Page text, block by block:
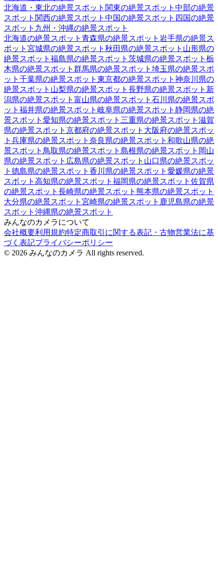
北海道・東北の絶景スポット 関東の絶景スポット 中部の絶景
スポット 関西の絶景スポット 中国の絶景スポット 四国の絶景
スポット 九州・沖縄の絶景スポット
北海道の絶景スポット 青森県の絶景スポット 岩手県の絶景ス
ポット 宮城県の絶景スポット 秋田県の絶景スポット 山形県の
絶景スポット 福島県の絶景スポット 茨城県の絶景スポット 栃
木県の絶景スポット 群馬県の絶景スポット 埼玉県の絶景スポ
ット 千葉県の絶景スポット 東京都の絶景スポット 神奈川県の
絶景スポット 山梨県の絶景スポット 長野県の絶景スポット 新
潟県の絶景スポット 富山県の絶景スポット 石川県の絶景スポ
ット 福井県の絶景スポット 岐阜県の絶景スポット 静岡県の絶
景スポット 愛知県の絶景スポット 三重県の絶景スポット 滋賀
県の絶景スポット 京都府の絶景スポット 大阪府の絶景スポッ
ト 兵庫県の絶景スポット 奈良県の絶景スポット 和歌山県の絶
景スポット 鳥取県の絶景スポット 島根県の絶景スポット 岡山
県の絶景スポット 広島県の絶景スポット 山口県の絶景スポッ
ト 徳島県の絶景スポット 香川県の絶景スポット 愛媛県の絶景
スポット 高知県の絶景スポット 福岡県の絶景スポット 佐賀県
の絶景スポット 長崎県の絶景スポット 熊本県の絶景スポット
大分県の絶景スポット 宮崎県の絶景スポット 鹿児島県の絶景
スポット 沖縄県の絶景スポット
みんなのカメラについて
会社概要利用規約特定商取引に関する表記・古物営業法に基
づく表記プライバシーポリシー
© 2026 みんなのカメラ All rights reserved.